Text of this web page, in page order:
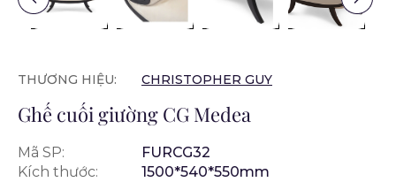
THƯƠNG HIỆU: CHRISTOPHER GUY
Ghế cuối giường CG Medea
Mã SP:
FURCG32
Kích thước:
1500*540*550mm